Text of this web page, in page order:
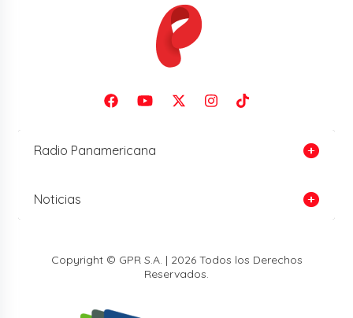
Radio Panamericana
Noticias
Copyright © GPR S.A. | 2026 Todos los Derechos
Reservados.